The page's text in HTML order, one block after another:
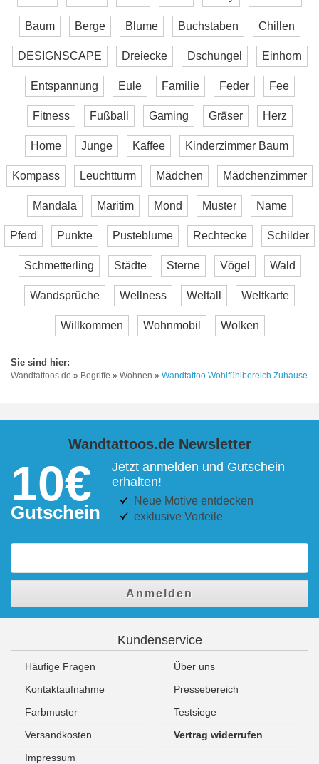
Baum Berge Blume Buchstaben Chillen
DESIGNSCAPE Dreiecke Dschungel Einhorn
Entspannung Eule Familie Feder Fee
Fitness Fußball Gaming Gräser Herz
Home Junge Kaffee Kinderzimmer Baum
Kompass Leuchtturm Mädchen Mädchenzimmer
Mandala Maritim Mond Muster Name
Pferd Punkte Pusteblume Rechtecke Schilder
Schmetterling Städte Sterne Vögel Wald
Wandsprüche Wellness Weltall Weltkarte
Willkommen Wohnmobil Wolken
Wandtattoos.de » Begriffe » Wohnen » Wandtattoo Wohlfühlbereich Zuhause
Wandtattoos.de Newsletter
10€
Gutschein
Jetzt anmelden und Gutschein
erhalten!
Neue Motive entdecken
exklusive Vorteile
Anmelden
Kundenservice
Häufige Fragen
Über uns
Kontaktaufnahme
Pressebereich
Farbmuster
Testsiege
Versandkosten
Vertrag widerrufen
Impressum